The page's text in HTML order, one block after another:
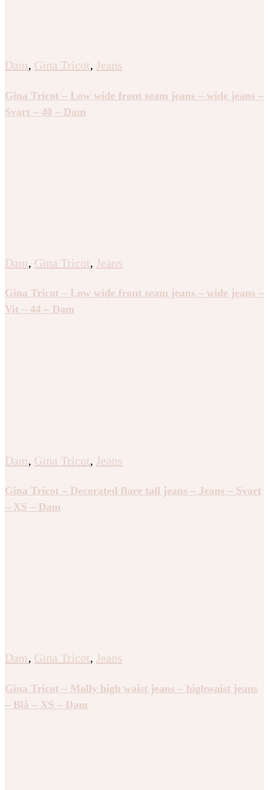
Dam, Gina Tricot, Jeans
Gina Tricot – Low wide front seam jeans – wide jeans –
Svart – 40 – Dam
Dam, Gina Tricot, Jeans
Gina Tricot – Low wide front seam jeans – wide jeans –
Vit – 44 – Dam
Dam, Gina Tricot, Jeans
Gina Tricot – Decorated flare tall jeans – Jeans – Svart
– XS – Dam
Dam, Gina Tricot, Jeans
Gina Tricot – Molly high waist jeans – highwaist jeans
– Blå – XS – Dam